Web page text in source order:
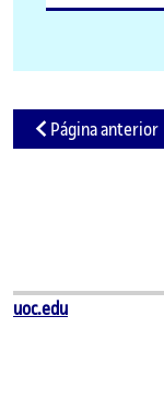
Página anterior
uoc.edu